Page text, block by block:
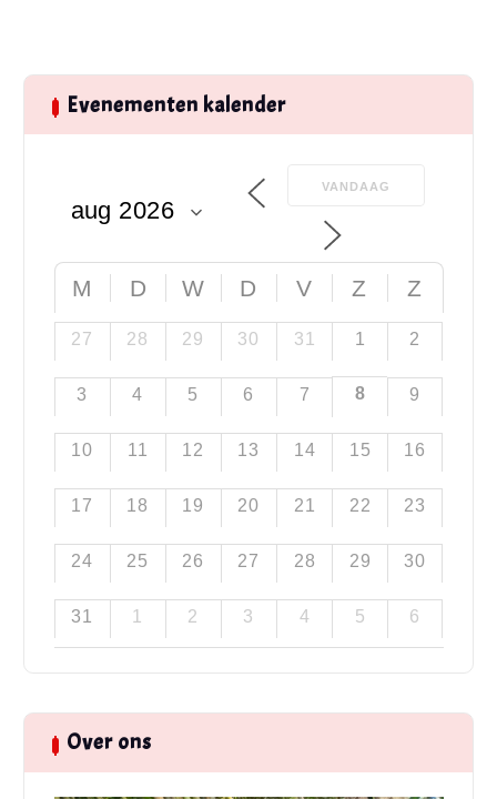
Evenementen kalender
VANDAAG
M D W D V Z Z
27 28 29 30 31 1 2
3 4 5 6 7 8 9
10 11 12 13 14 15 16
17 18 19 20 21 22 23
24 25 26 27 28 29 30
31 1 2 3 4 5 6
Over ons